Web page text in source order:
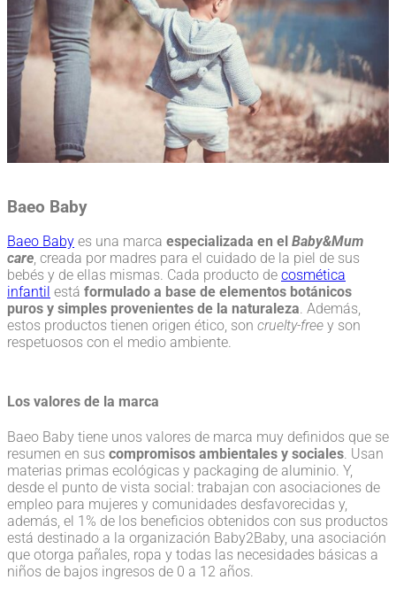
Baeo Baby
Baeo Baby es una marca especializada en el Baby&Mum
care, creada por madres para el cuidado de la piel de sus
bebés y de ellas mismas. Cada producto de cosmética
infantil está formulado a base de elementos botánicos
puros y simples provenientes de la naturaleza. Además,
estos productos tienen origen ético, son cruelty-free y son
respetuosos con el medio ambiente.
Los valores de la marca
Baeo Baby tiene unos valores de marca muy definidos que se
resumen en sus compromisos ambientales y sociales. Usan
materias primas ecológicas y packaging de aluminio. Y,
desde el punto de vista social: trabajan con asociaciones de
empleo para mujeres y comunidades desfavorecidas y,
además, el 1% de los beneficios obtenidos con sus productos
está destinado a la organización Baby2Baby, una asociación
que otorga pañales, ropa y todas las necesidades básicas a
niños de bajos ingresos de 0 a 12 años.